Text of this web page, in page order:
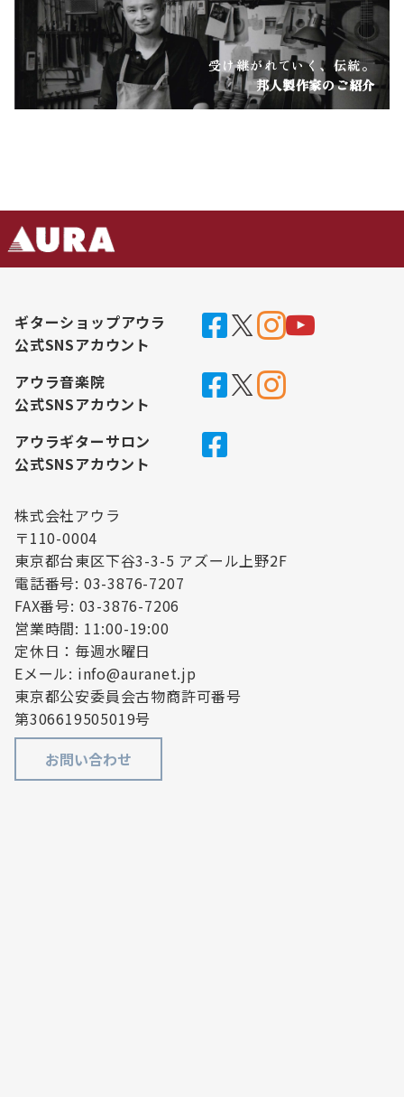
受け継がれていく、伝統。
邦人製作家のご紹介
ギターショップアウラ
公式SNSアカウント
アウラ音楽院
公式SNSアカウント
アウラギターサロン
公式SNSアカウント
株式会社アウラ
〒110-0004
東京都台東区下谷3-3-5 アズール上野2F
電話番号: 03-3876-7207
FAX番号: 03-3876-7206
営業時間: 11:00-19:00
定休日：毎週水曜日
Eメール: info@auranet.jp
東京都公安委員会古物商許可番号
第306619505019号
お問い合わせ